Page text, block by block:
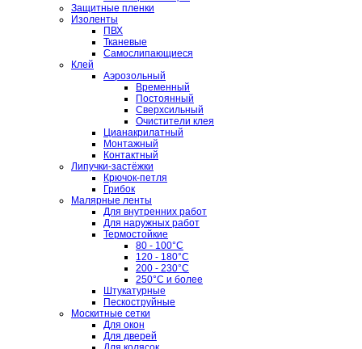
Защитные пленки
Изоленты
ПВХ
Тканевые
Самослипающиеся
Клей
Аэрозольный
Временный
Постоянный
Сверхсильный
Очистители клея
Цианакрилатный
Монтажный
Контактный
Липучки-застёжки
Крючок-петля
Грибок
Малярные ленты
Для внутренних работ
Для наружных работ
Термостойкие
80 - 100°C
120 - 180°C
200 - 230°C
250°C и более
Штукатурные
Пескоструйные
Москитные сетки
Для окон
Для дверей